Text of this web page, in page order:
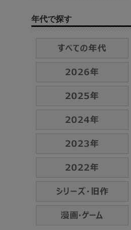
年代で探す